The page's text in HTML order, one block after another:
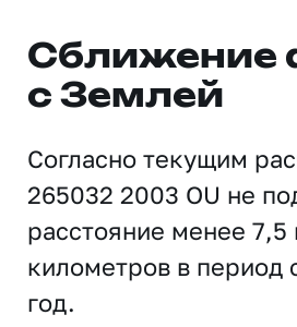
Сближение
с Землей
Согласно текущим
265032 2003 OU не
расстояние менее 7,5
километров в период
год.